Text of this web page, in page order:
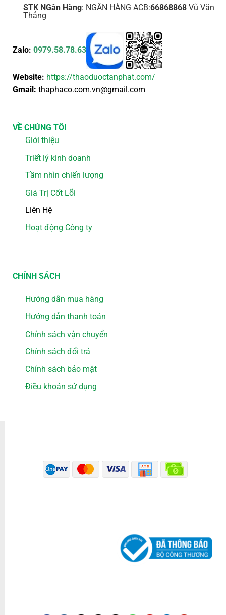
STK NGân Hàng: NGÂN HÀNG ACB:66868868Vũ Văn
Thắng
Zalo: 0979.58.78.63
Website: https://thaoduoctanphat.com/
Gmail: thaphaco.com.vn@gmail.com
VỀ CHÚNG TÔI
Giới thiệu
Triết lý kinh doanh
Tầm nhìn chiến lượng
Giá Trị Cốt Lõi
Liên Hệ
Hoạt động Công ty
CHÍNH SÁCH
Hướng dẫn mua hàng
Hướng dẫn thanh toán
Chính sách vận chuyển
Chính sách đổi trả
Chính sách bảo mật
Điều khoản sử dụng